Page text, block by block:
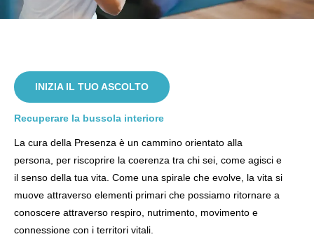
INIZIA IL TUO ASCOLTO
Recuperare la bussola interiore
La cura della Presenza è un cammino orientato alla
persona, per riscoprire la coerenza tra chi sei, come agisci e
il senso della tua vita. Come una spirale che evolve, la vita si
muove attraverso elementi primari che possiamo ritornare a
conoscere attraverso respiro, nutrimento, movimento e
connessione con i territori vitali.